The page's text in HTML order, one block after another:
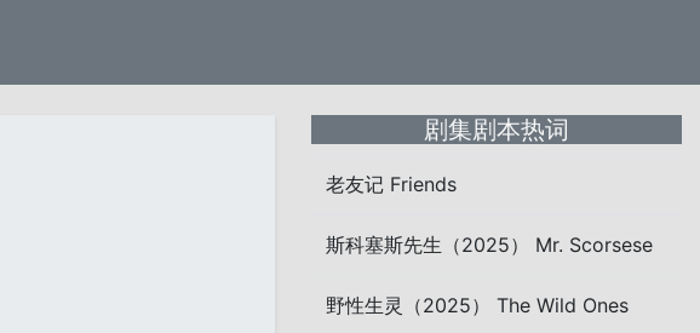
剧集剧本热词
老友记 Friends
斯科塞斯先生（2025） Mr. Scorsese
野性生灵（2025） The Wild Ones